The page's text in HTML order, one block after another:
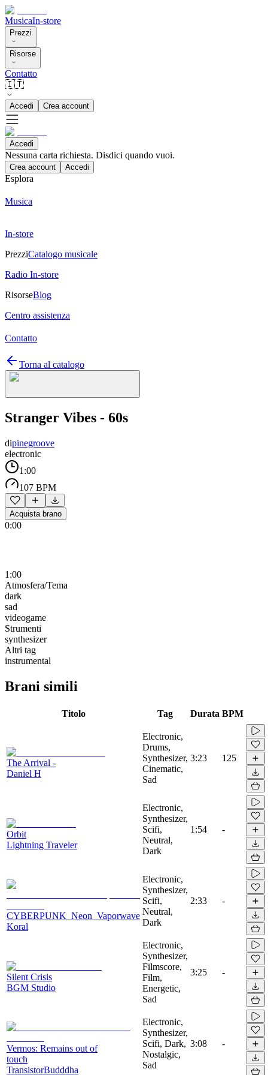
MusicaIn-store
Prezzi
Risorse
Contatto
🇮🇹
Accedi Crea account
Accedi
Nessuna carta richiesta. Disdici quando vuoi.
Crea account Accedi
Esplora
Musica
In-store
PrezziCatalogo musicale
Radio In-store
RisorseBlog
Centro assistenza
Contatto
Torna al catalogo
Stranger Vibes - 60s
dipinegroove
electronic
1:00
107 BPM
Acquista brano
0:00
1:00
Atmosfera/Tema
dark
sad
videogame
Strumenti
synthesizer
Altri tag
instrumental
Brani simili
Titolo Tag Durata BPM
The Arrival -
Daniel H
Electronic,
Drums,
Synthesizer,
Cinematic,
Sad
3:23 125
Orbit
Lightning Traveler
Electronic,
Synthesizer,
Scifi,
Neutral,
Dark
1:54 -
CYBERPUNK_Neon_Vaporwave
Koral
Electronic,
Synthesizer,
Scifi,
Neutral,
Dark
2:33 -
Silent Crisis
BGM Studio
Electronic,
Synthesizer,
Filmscore,
Film,
Energetic,
Sad
3:25 -
Vermos: Remains out of
touch
TransistorBudddha
Electronic,
Synthesizer,
Scifi, Dark,
Nostalgic,
Sad
3:08 -